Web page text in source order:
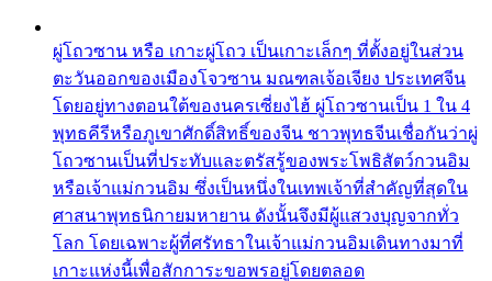
ผู่โถวซาน หรือ เกาะผู่โถว เป็นเกาะเล็กๆ ที่ตั้งอยู่ในส่วน
ตะวันออกของเมืองโจวซาน มณฑลเจ้อเจียง ประเทศจีน
โดยอยู่ทางตอนใต้ของนครเซี่ยงไฮ้ ผู่โถวซานเป็น 1 ใน 4
พุทธคีรีหรือภูเขาศักดิ์สิทธิ์ของจีน ชาวพุทธจีนเชื่อกันว่าผู่
โถวซานเป็นที่ประทับและตรัสรู้ของพระโพธิสัตว์กวนอิม
หรือเจ้าแม่กวนอิม ซึ่งเป็นหนึ่งในเทพเจ้าที่สำคัญที่สุดใน
ศาสนาพุทธนิกายมหายาน ดังนั้นจึงมีผู้แสวงบุญจากทั่ว
โลก โดยเฉพาะผู้ที่ศรัทธาในเจ้าแม่กวนอิมเดินทางมาที่
เกาะแห่งนี้เพื่อสักการะขอพรอยู่โดยตลอด